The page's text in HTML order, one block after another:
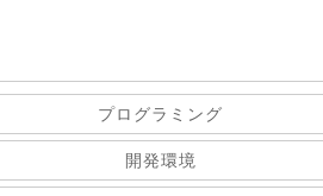
プログラミング
開発環境